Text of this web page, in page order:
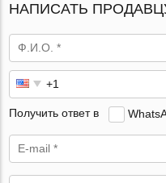
НАПИСАТЬ
Получить ответ в